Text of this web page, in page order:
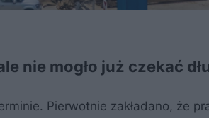
nie mogło już czekać
Pierwotnie zakładano, że